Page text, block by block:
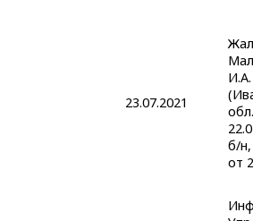
23.07.2021
И.А.
б/
от